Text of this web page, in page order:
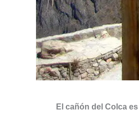
El cañón del Colca